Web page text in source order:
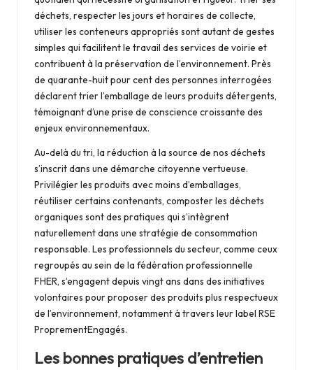
déchets, respecter les jours et horaires de collecte,
utiliser les conteneurs appropriés sont autant de gestes
simples qui facilitent le travail des services de voirie et
contribuent à la préservation de l’environnement. Près
de quarante-huit pour cent des personnes interrogées
déclarent trier l’emballage de leurs produits détergents,
témoignant d’une prise de conscience croissante des
enjeux environnementaux.
Au-delà du tri, la réduction à la source de nos déchets
s’inscrit dans une démarche citoyenne vertueuse.
Privilégier les produits avec moins d’emballages,
réutiliser certains contenants, composter les déchets
organiques sont des pratiques qui s’intègrent
naturellement dans une stratégie de consommation
responsable. Les professionnels du secteur, comme ceux
regroupés au sein de la fédération professionnelle
FHER, s’engagent depuis vingt ans dans des initiatives
volontaires pour proposer des produits plus respectueux
de l’environnement, notamment à travers leur label RSE
ProprementEngagés.
Les bonnes pratiques d’entretien